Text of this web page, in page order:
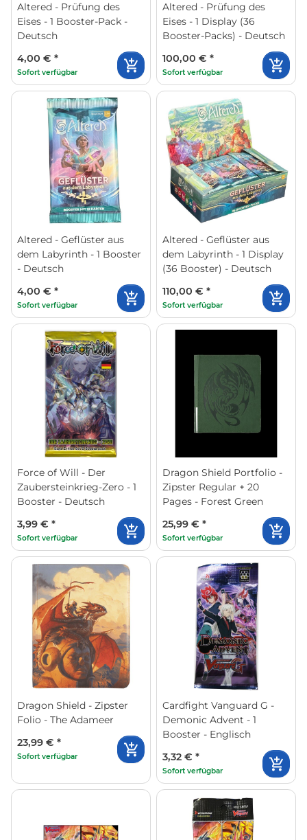
Altered - Prüfung des
Eises - 1 Booster-Pack -
Deutsch
4,00 € *
Sofort verfügbar
Altered - Prüfung des
Eises - 1 Display (36
Booster-Packs) - Deutsch
100,00 € *
Sofort verfügbar
Altered - Geflüster aus
dem Labyrinth - 1 Booster
- Deutsch
4,00 € *
Sofort verfügbar
Altered - Geflüster aus
dem Labyrinth - 1 Display
(36 Booster) - Deutsch
110,00 € *
Sofort verfügbar
Force of Will - Der
Zaubersteinkrieg-Zero - 1
Booster - Deutsch
3,99 € *
Sofort verfügbar
Dragon Shield Portfolio -
Zipster Regular + 20
Pages - Forest Green
25,99 € *
Sofort verfügbar
Dragon Shield - Zipster
Folio - The Adameer
23,99 € *
Sofort verfügbar
Cardfight Vanguard G -
Demonic Advent - 1
Booster - Englisch
3,32 € *
Sofort verfügbar